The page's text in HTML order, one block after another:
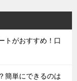
トがおすすめ！口
簡単にできるのは